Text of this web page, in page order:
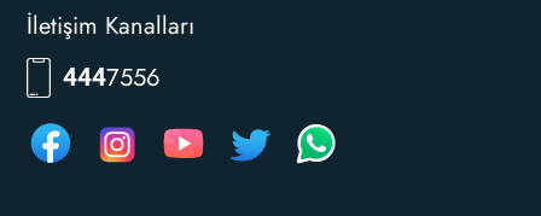
İletişim Kanalları
444RKLM